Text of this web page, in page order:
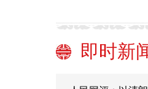
即时新
——习近平总书记
谈会上的重要讲
第三届金融科技
论坛举行
多国人士：中方
清晰阐明立场
中国防长“香会”
人民网评：以清